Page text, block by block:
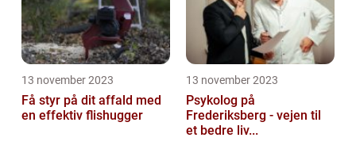
13 november 2023
Få styr på dit affald med
en effektiv flishugger
13 november 2023
Psykolog på
Frederiksberg - vejen til
et bedre liv...